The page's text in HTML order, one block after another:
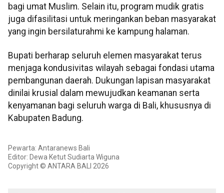
bagi umat Muslim. Selain itu, program mudik gratis
juga difasilitasi untuk meringankan beban masyarakat
yang ingin bersilaturahmi ke kampung halaman.
Bupati berharap seluruh elemen masyarakat terus
menjaga kondusivitas wilayah sebagai fondasi utama
pembangunan daerah. Dukungan lapisan masyarakat
dinilai krusial dalam mewujudkan keamanan serta
kenyamanan bagi seluruh warga di Bali, khususnya di
Kabupaten Badung.
Pewarta: Antaranews Bali
Editor: Dewa Ketut Sudiarta Wiguna
Copyright © ANTARA BALI 2026